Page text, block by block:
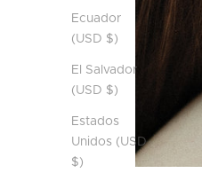
Ecuador
(USD $)
El Salvador
(USD $)
Estados
Unidos (USD
$)